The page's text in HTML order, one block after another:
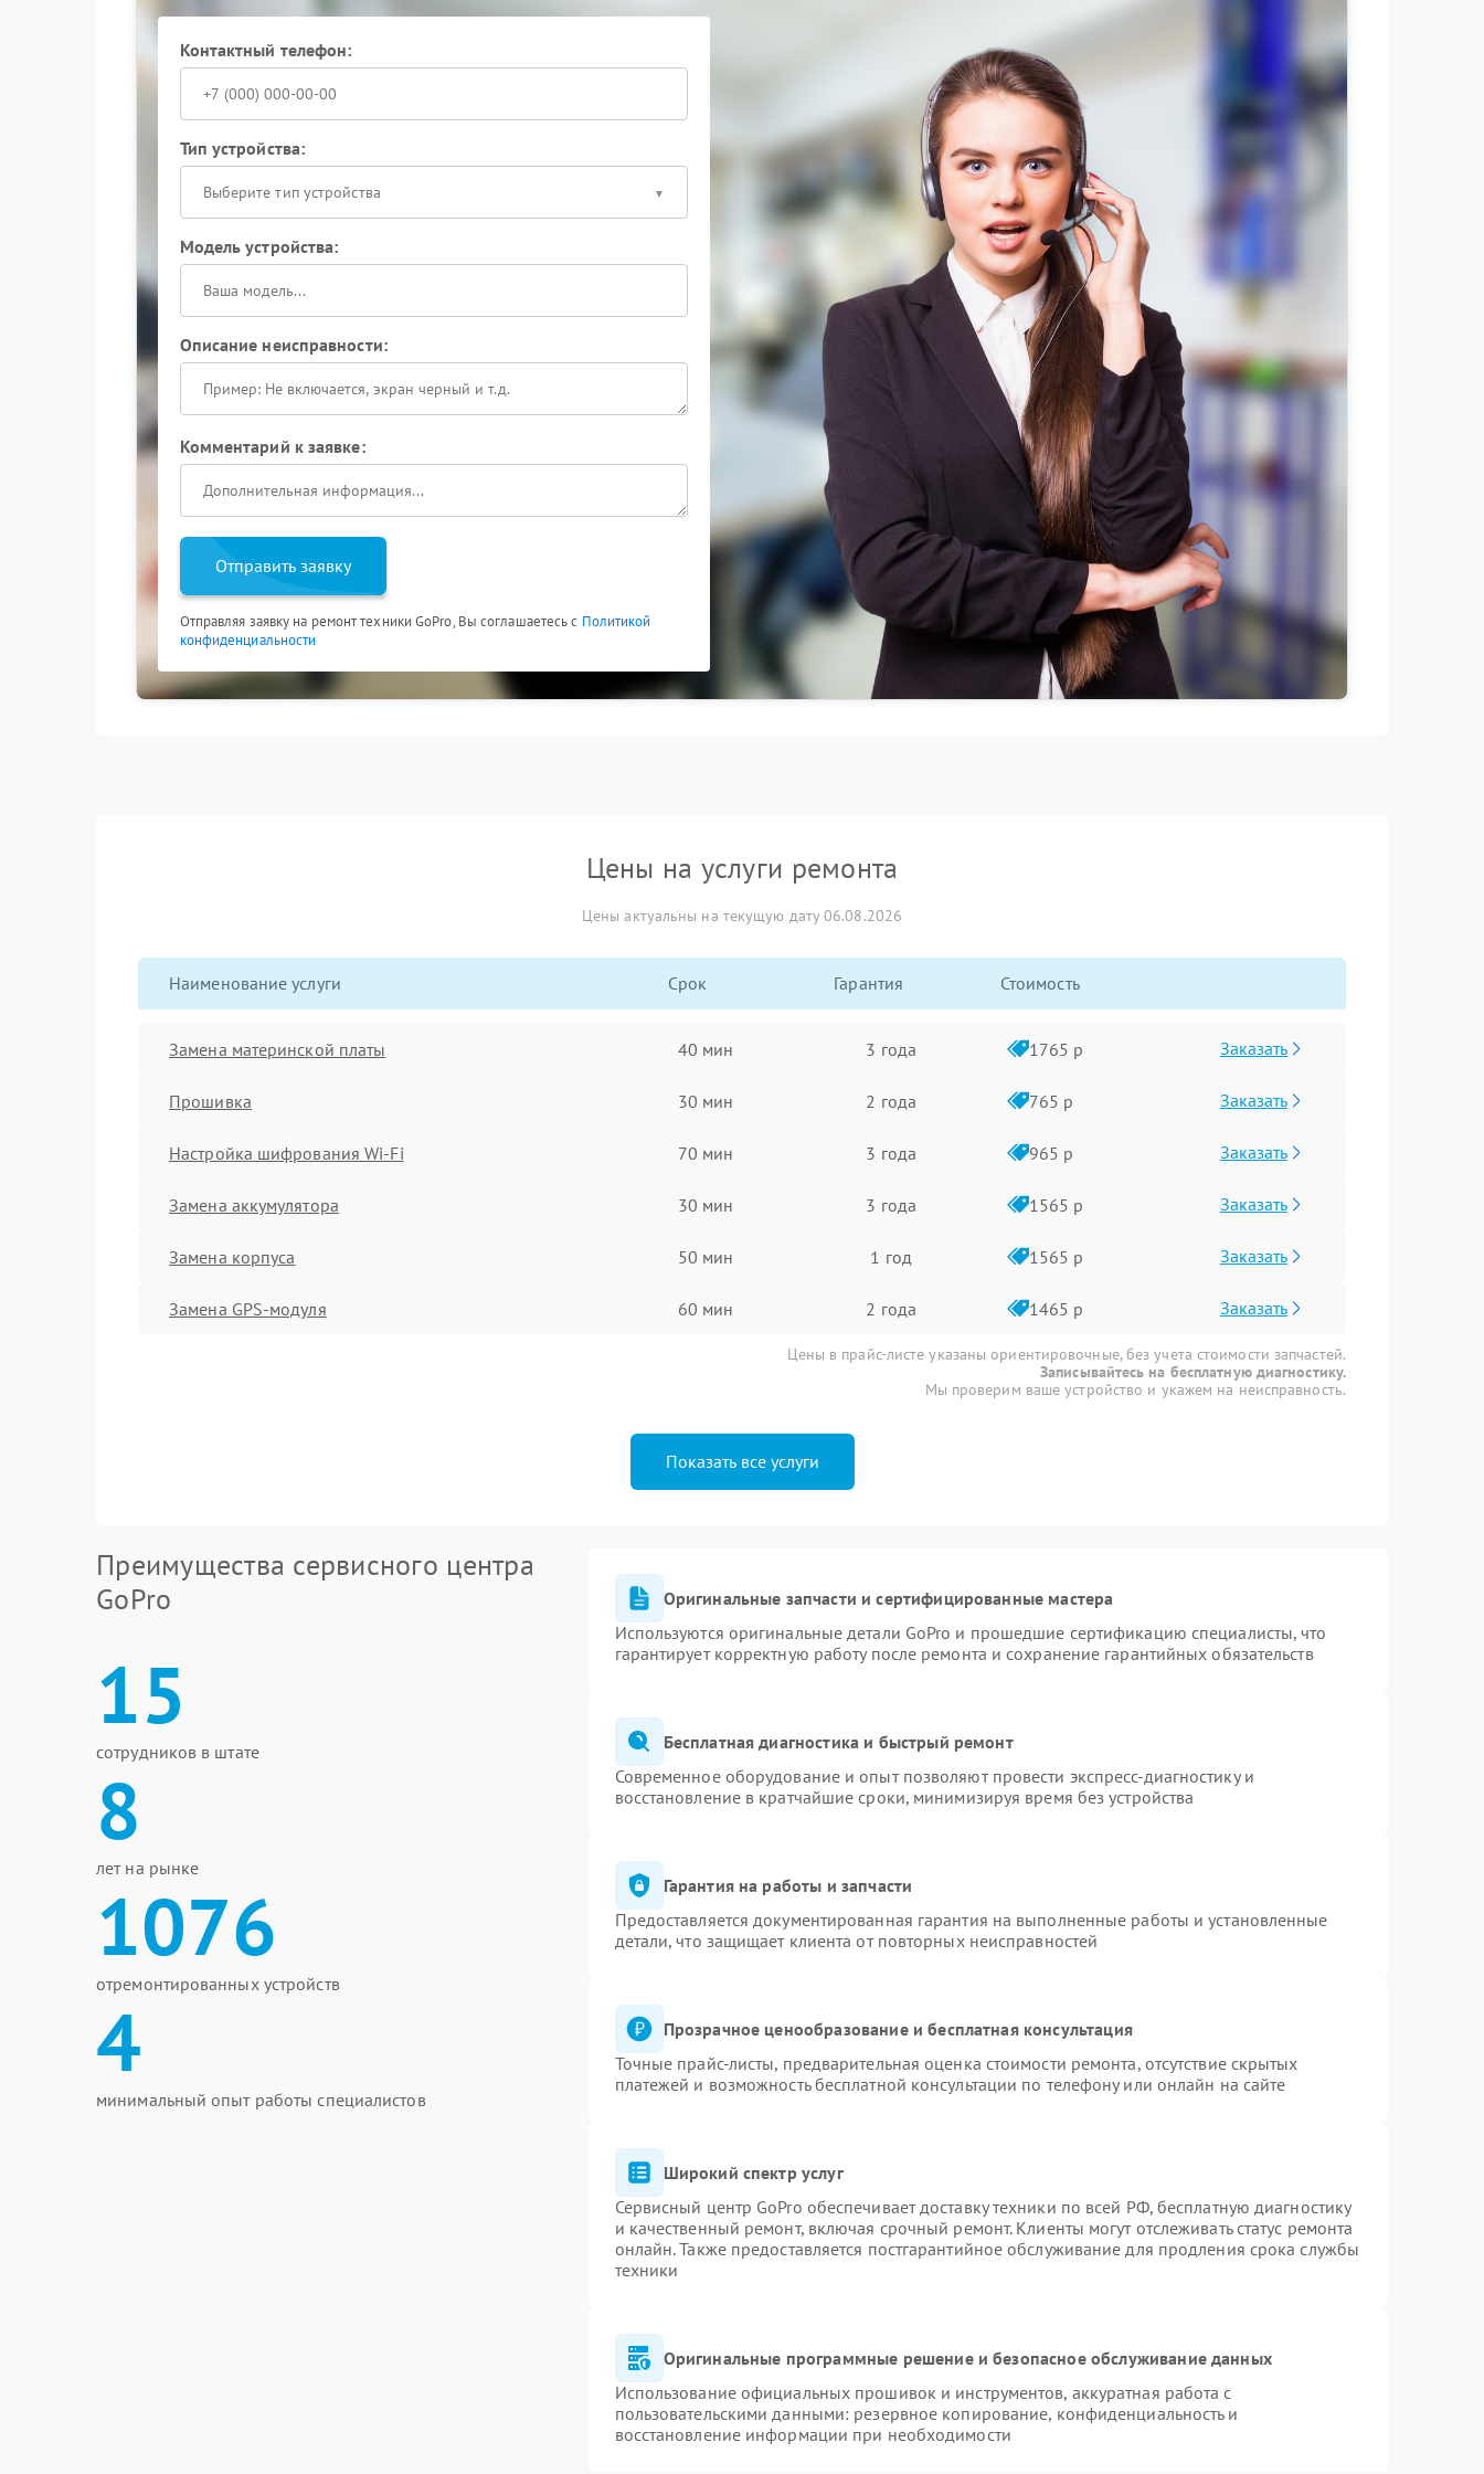
Gopro использует профильное оборудование и знает конструктивные особенности квадрокоптеров
данного бренда, что позволяет вернуть дрон в рабочее состояние безопасно и прогнозируемо.
Контактный телефон:
Тип устройства:
Выберите тип устройства
Модель устройства:
Описание неисправности:
Комментарий к заявке:
Отправить заявку
Отправляя заявку на ремонт техники GoPro, Вы соглашаетесь с Политикой
конфиденциальности
Цены на услуги ремонта
Цены актуальны на текущую дату 06.08.2026
Наименование услуги Срок Гарантия Стоимость
Замена материнской платы 40 мин 3 года 1765 р Заказать
Прошивка 30 мин 2 года 765 р Заказать
Настройка шифрования Wi-Fi 70 мин 3 года 965 р Заказать
Замена аккумулятора 30 мин 3 года 1565 р Заказать
Замена корпуса 50 мин 1 год 1565 р Заказать
Замена GPS-модуля 60 мин 2 года 1465 р Заказать
Цены в прайс-листе указаны ориентировочные, без учета стоимости запчастей.
Записывайтесь на бесплатную диагностику.
Мы проверим ваше устройство и укажем на неисправность.
Показать все услуги
Преимущества сервисного центра
GoPro
15
сотрудников в штате
8
лет на рынке
1076
отремонтированных устройств
4
минимальный опыт работы специалистов
Оригинальные запчасти и сертифицированные мастера
Используются оригинальные детали GoPro и прошедшие сертификацию специалисты, что
гарантирует корректную работу после ремонта и сохранение гарантийных обязательств
Бесплатная диагностика и быстрый ремонт
Современное оборудование и опыт позволяют провести экспресс-диагностику и
восстановление в кратчайшие сроки, минимизируя время без устройства
Гарантия на работы и запчасти
Предоставляется документированная гарантия на выполненные работы и установленные
детали, что защищает клиента от повторных неисправностей
Прозрачное ценообразование и бесплатная консультация
Точные прайс-листы, предварительная оценка стоимости ремонта, отсутствие скрытых
платежей и возможность бесплатной консультации по телефону или онлайн на сайте
Широкий спектр услуг
Сервисный центр GoPro обеспечивает доставку техники по всей РФ, бесплатную диагностику
и качественный ремонт, включая срочный ремонт. Клиенты могут отслеживать статус ремонта
онлайн. Также предоставляется постгарантийное обслуживание для продления срока службы
техники
Оригинальные программные решение и безопасное обслуживание данных
Использование официальных прошивок и инструментов, аккуратная работа с
пользовательскими данными: резервное копирование, конфиденциальность и
восстановление информации при необходимости